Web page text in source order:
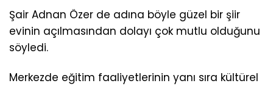
Şair Adnan Özer de adına böyle güzel bir şiir
evinin açılmasından dolayı çok mutlu olduğunu
söyledi.
Merkezde eğitim faaliyetlerinin yanı sıra kültürel